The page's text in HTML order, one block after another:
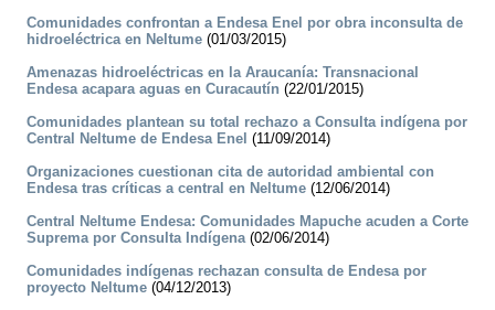
Comunidades confrontan a Endesa Enel por obra inconsulta de
hidroeléctrica en Neltume (01/03/2015)
Amenazas hidroeléctricas en la Araucanía: Transnacional
Endesa acapara aguas en Curacautín (22/01/2015)
Comunidades plantean su total rechazo a Consulta indígena por
Central Neltume de Endesa Enel (11/09/2014)
Organizaciones cuestionan cita de autoridad ambiental con
Endesa tras críticas a central en Neltume (12/06/2014)
Central Neltume Endesa: Comunidades Mapuche acuden a Corte
Suprema por Consulta Indígena(02/06/2014)
Comunidades indígenas rechazan consulta de Endesa por
proyecto Neltume (04/12/2013)